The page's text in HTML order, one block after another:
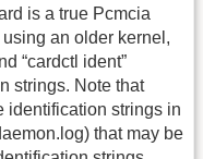
is a true Pcmcia
an older kernel,
“cardctl ident”
strings. Note that
identification strings in
that may be